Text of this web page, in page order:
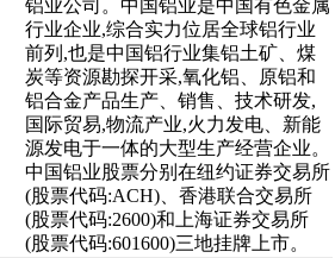
铝业公司。中国铝业是中国有色金属
行业企业,综合实力位居全球铝行业
前列,也是中国铝行业集铝土矿、煤
炭等资源勘探开采,氧化铝、原铝和
铝合金产品生产、销售、技术研发,
国际贸易,物流产业,火力发电、新能
源发电于一体的大型生产经营企业。
中国铝业股票分别在纽约证券交易所
(股票代码:ACH)、香港联合交易所
(股票代码:2600)和上海证券交易所
(股票代码:601600)三地挂牌上市。